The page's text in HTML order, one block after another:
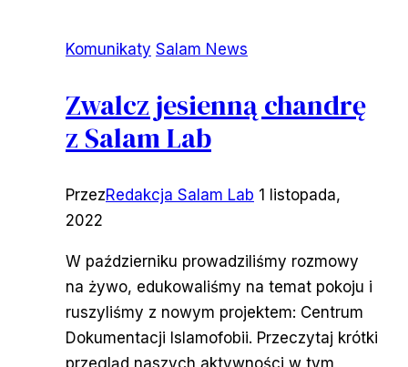
Komunikaty Salam News
Zwalcz jesienną chandrę
z Salam Lab
PrzezRedakcja Salam Lab 1 listopada,
2022
W październiku prowadziliśmy rozmowy
na żywo, edukowaliśmy na temat pokoju i
ruszyliśmy z nowym projektem: Centrum
Dokumentacji Islamofobii. Przeczytaj krótki
przegląd naszych aktywności w tym